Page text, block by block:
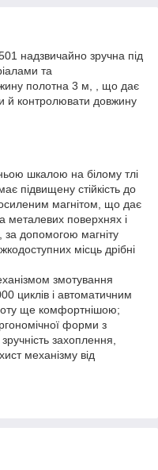
надзвичайно зручна під
та
полотна 3 м, , що дає
й контролювати довжину
шкалою на білому тлі
підвищену стійкість до
магнітом, що дає
металевих поверхнях і
за допомогою магніту
місць дрібні
змотування
циклів і автоматичним
ще комфортнішою;
форми з
захоплення,
механізму від